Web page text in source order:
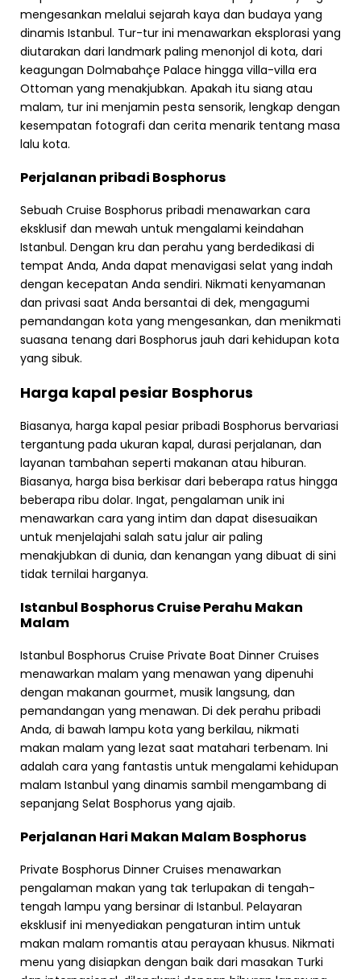
mengesankan melalui sejarah kaya dan budaya yang
dinamis Istanbul. Tur-tur ini menawarkan eksplorasi yang
diutarakan dari landmark paling menonjol di kota, dari
keagungan Dolmabahçe Palace hingga villa-villa era
Ottoman yang menakjubkan. Apakah itu siang atau
malam, tur ini menjamin pesta sensorik, lengkap dengan
kesempatan fotografi dan cerita menarik tentang masa
lalu kota.
Perjalanan pribadi Bosphorus
Sebuah Cruise Bosphorus pribadi menawarkan cara
eksklusif dan mewah untuk mengalami keindahan
Istanbul. Dengan kru dan perahu yang berdedikasi di
tempat Anda, Anda dapat menavigasi selat yang indah
dengan kecepatan Anda sendiri. Nikmati kenyamanan
dan privasi saat Anda bersantai di dek, mengagumi
pemandangan kota yang mengesankan, dan menikmati
suasana tenang dari Bosphorus jauh dari kehidupan kota
yang sibuk.
Harga kapal pesiar Bosphorus
Biasanya, harga kapal pesiar pribadi Bosphorus bervariasi
tergantung pada ukuran kapal, durasi perjalanan, dan
layanan tambahan seperti makanan atau hiburan.
Biasanya, harga bisa berkisar dari beberapa ratus hingga
beberapa ribu dolar. Ingat, pengalaman unik ini
menawarkan cara yang intim dan dapat disesuaikan
untuk menjelajahi salah satu jalur air paling
menakjubkan di dunia, dan kenangan yang dibuat di sini
tidak ternilai harganya.
Istanbul Bosphorus Cruise Perahu Makan
Malam
Istanbul Bosphorus Cruise Private Boat Dinner Cruises
menawarkan malam yang menawan yang dipenuhi
dengan makanan gourmet, musik langsung, dan
pemandangan yang menawan. Di dek perahu pribadi
Anda, di bawah lampu kota yang berkilau, nikmati
makan malam yang lezat saat matahari terbenam. Ini
adalah cara yang fantastis untuk mengalami kehidupan
malam Istanbul yang dinamis sambil mengambang di
sepanjang Selat Bosphorus yang ajaib.
Perjalanan Hari Makan Malam Bosphorus
Private Bosphorus Dinner Cruises menawarkan
pengalaman makan yang tak terlupakan di tengah-
tengah lampu yang bersinar di Istanbul. Pelayaran
eksklusif ini menyediakan pengaturan intim untuk
makan malam romantis atau perayaan khusus. Nikmati
menu yang disiapkan dengan baik dari masakan Turki